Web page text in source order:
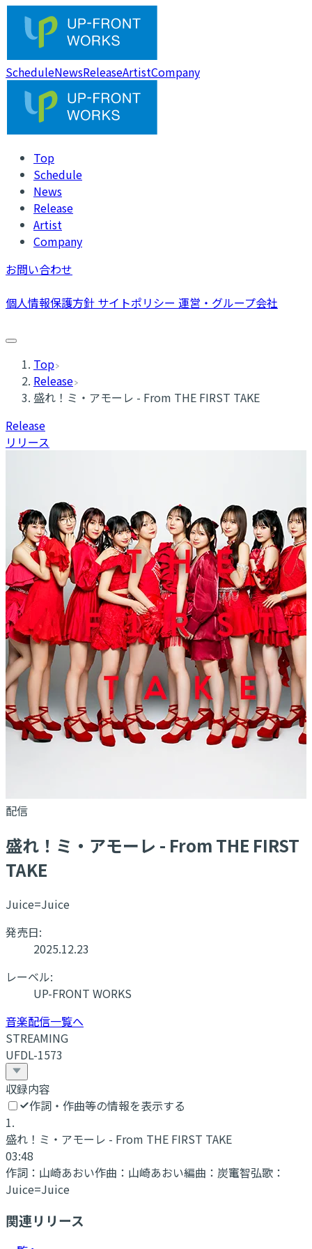
ScheduleNewsReleaseArtistCompany
Top
Schedule
News
Release
Artist
Company
お問い合わせ
個人情報保護方針 サイトポリシー 運営・グループ会社
Top
Release
盛れ！ミ・アモーレ - From THE FIRST TAKE
Release
リリース
配信
盛れ！ミ・アモーレ - From THE FIRST
TAKE
Juice=Juice
発売日:
2025.12.23
レーベル:
UP-FRONT WORKS
音楽配信一覧へ
STREAMING
UFDL-1573
収録内容
作詞・作曲等の情報を表示する
1.
盛れ！ミ・アモーレ - From THE FIRST TAKE
03:48
作詞： 山崎あおい作曲： 山崎あおい編曲： 炭竃智弘歌：
Juice=Juice
関連リリース